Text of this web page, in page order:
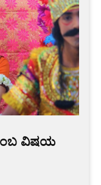
ವಿಷಯ